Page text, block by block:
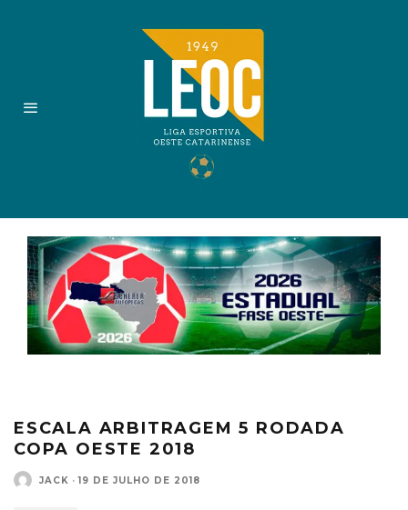
ESCALA ARBITRAGEM 5 RODADA
COPA OESTE 2018
JACK · 19 DE JULHO DE 2018